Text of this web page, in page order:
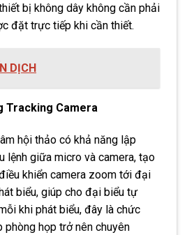
bị không dây không cần phải
đặt trực tiếp khi cần thiết.
DỊCH
Tracking Camera
hội thảo có khả năng lập
lệnh giữa micro và camera, tạo
khiển camera zoom tới đại
biểu, giúp cho đại biểu tự
khi phát biểu, đây là chức
phòng họp trở nên chuyên